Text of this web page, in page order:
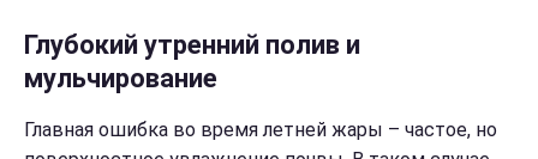
Глубокий утренний полив и
мульчирование
Главная ошибка во время летней жары – частое, но